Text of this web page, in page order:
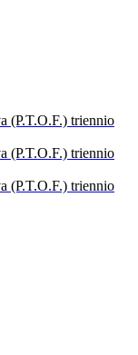
(P.T.O.F.) triennio
(P.T.O.F.) triennio
(P.T.O.F.) triennio